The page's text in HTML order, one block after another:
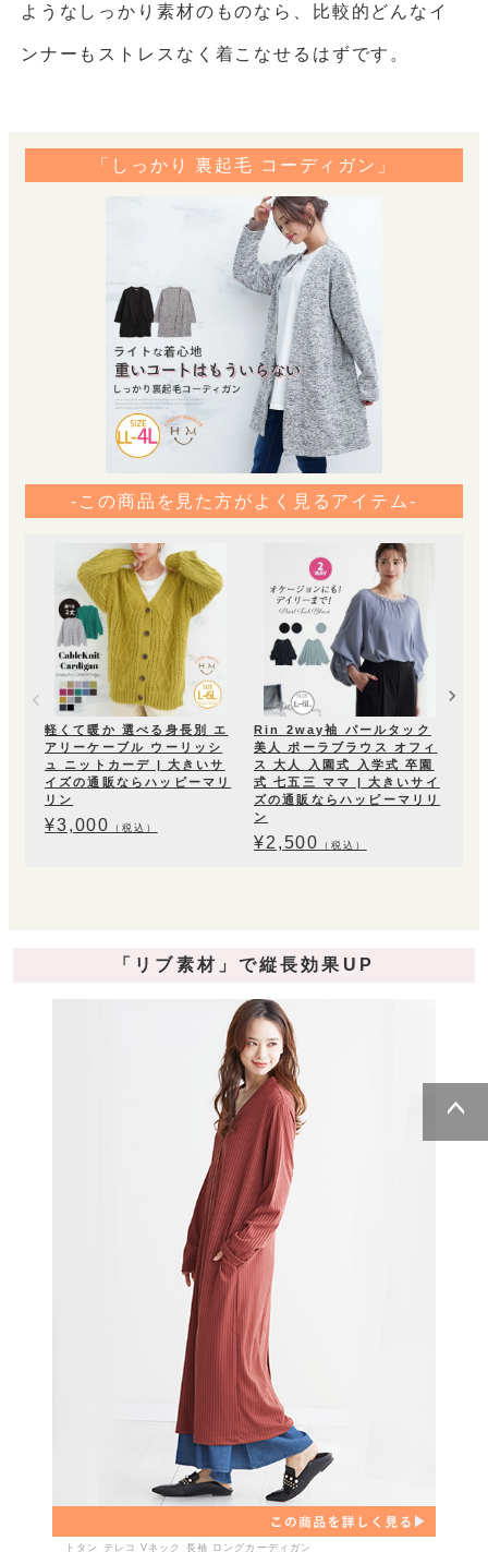
ようなしっかり素材のものなら、比較的どんなイ
ンナーもストレスなく着こなせるはずです。
「しっかり 裏起毛 コーディガン」
-この商品を見た方がよく見るアイテム-
軽くて暖か 選べる身長別 エ
アリーケーブル ウーリッシ
ュ ニットカーデ | 大きいサ
イズの通販ならハッピーマリ
リン
¥3,000 （税込）
Rin 2way袖 パールタック
美人 ポーラブラウス オフィ
ス 大人 入園式 入学式 卒園
式 七五三 ママ | 大きいサイ
ズの通販ならハッピーマリリ
ン
¥2,500 （税込）
「リブ素材」で縦長効果UP
トタン テレコ Vネック 長袖 ロングカーディガン